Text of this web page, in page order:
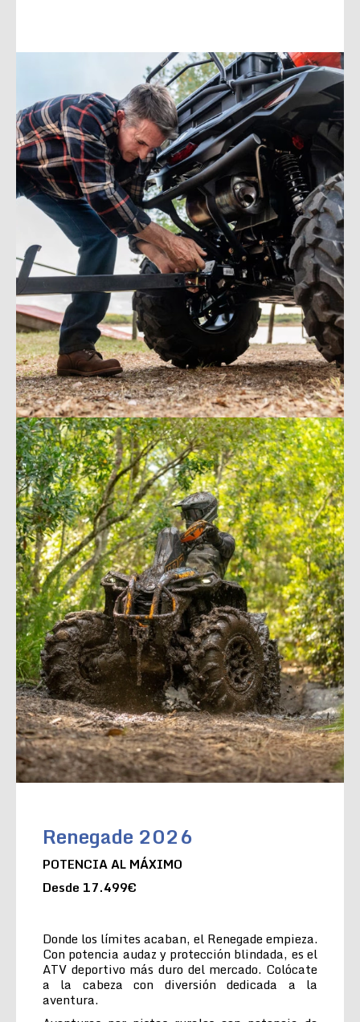
Renegade 2026
POTENCIA AL MÁXIMO
Desde 17.499€
Donde los límites acaban, el Renegade empieza.
Con potencia audaz y protección blindada, es el
ATV deportivo más duro del mercado. Colócate
a la cabeza con diversión dedicada a la
aventura.